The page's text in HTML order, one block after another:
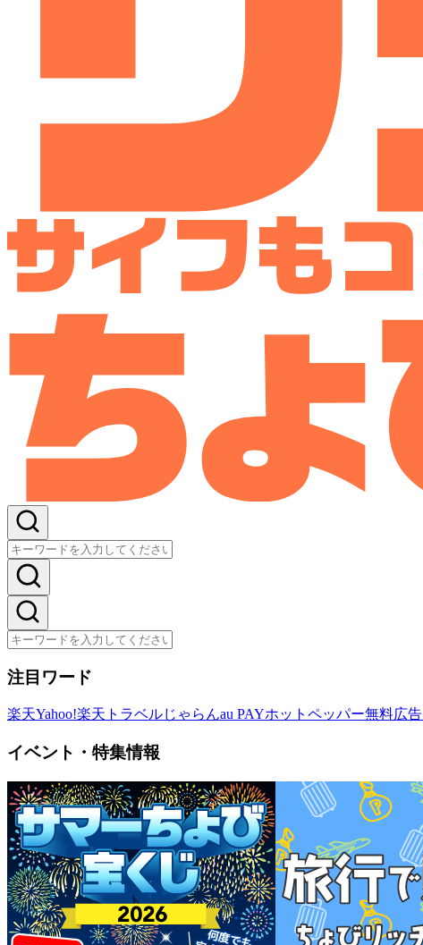
注目ワード
楽天Yahoo!楽天トラベルじゃらんau PAYホットペッパー無料広告
イベント・特集情報